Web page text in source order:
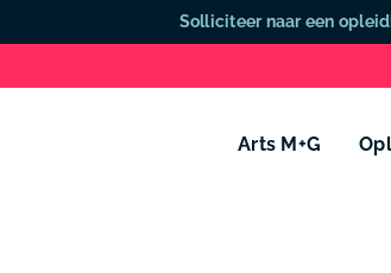
Solliciteer naar een
Arts M+G